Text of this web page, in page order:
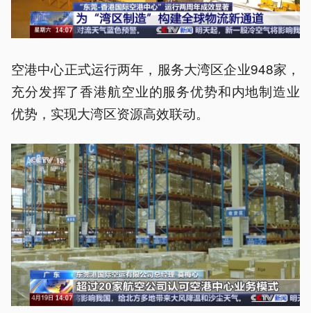
空港中心正式运行两年，服务大湾区企业948家，
充分发挥了香港航空业的服务优势和内地制造业
优势，实现大湾区资源高效联动。